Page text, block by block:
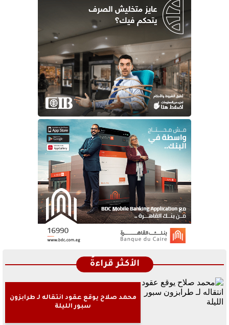
الأكثر قراءةً
محمد صلاح يوقع عقود انتقاله لـ طرابزون
سبور الليلة